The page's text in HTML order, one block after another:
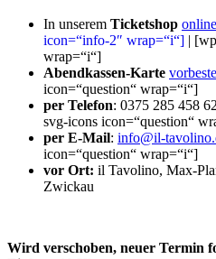
In unserem Ticketshop
icon=“info-2″ wrap=“i“] |
wrap=“i“]
Abendkassen-Karte
icon=“question“ wrap=“i“]
per Telefon: 0375 285 458
svg-icons icon=“question“
per E-Mail: info@il-
icon=“question“ wrap=“i“]
vor Ort: il Tavolino, Max-
Zwickau
Wird verschoben, neuer Termin